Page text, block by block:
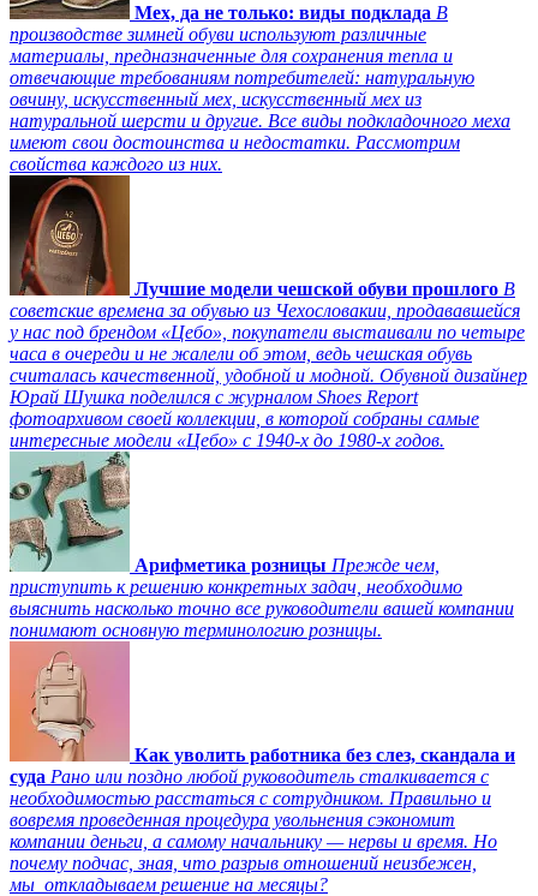
Мех, да не только: виды подклада В
производстве зимней обуви используют различные
материалы, предназначенные для сохранения тепла и
отвечающие требованиям потребителей: натуральную
овчину, искусственный мех, искусственный мех из
натуральной шерсти и другие. Все виды подкладочного меха
имеют свои достоинства и недостатки. Рассмотрим
свойства каждого из них.
Лучшие модели чешской обуви прошлого В
советские времена за обувью из Чехословакии, продававшейся
у нас под брендом «Цебо», покупатели выстаивали по четыре
часа в очереди и не жалели об этом, ведь чешская обувь
считалась качественной, удобной и модной. Обувной дизайнер
Юрай Шушка поделился с журналом Shoes Report
фотоархивом своей коллекции, в которой собраны самые
интересные модели «Цебо» с 1940-х до 1980-х годов.
Арифметика розницы Прежде чем,
приступить к решению конкретных задач, необходимо
выяснить насколько точно все руководители вашей компании
понимают основную терминологию розницы.
Как уволить работника без слез, скандала и
суда Рано или поздно любой руководитель сталкивается с
необходимостью расстаться с сотрудником. Правильно и
вовремя проведенная процедура увольнения сэкономит
компании деньги, а самому начальнику — нервы и время. Но
почему подчас, зная, что разрыв отношений неизбежен,
мы откладываем решение на месяцы?